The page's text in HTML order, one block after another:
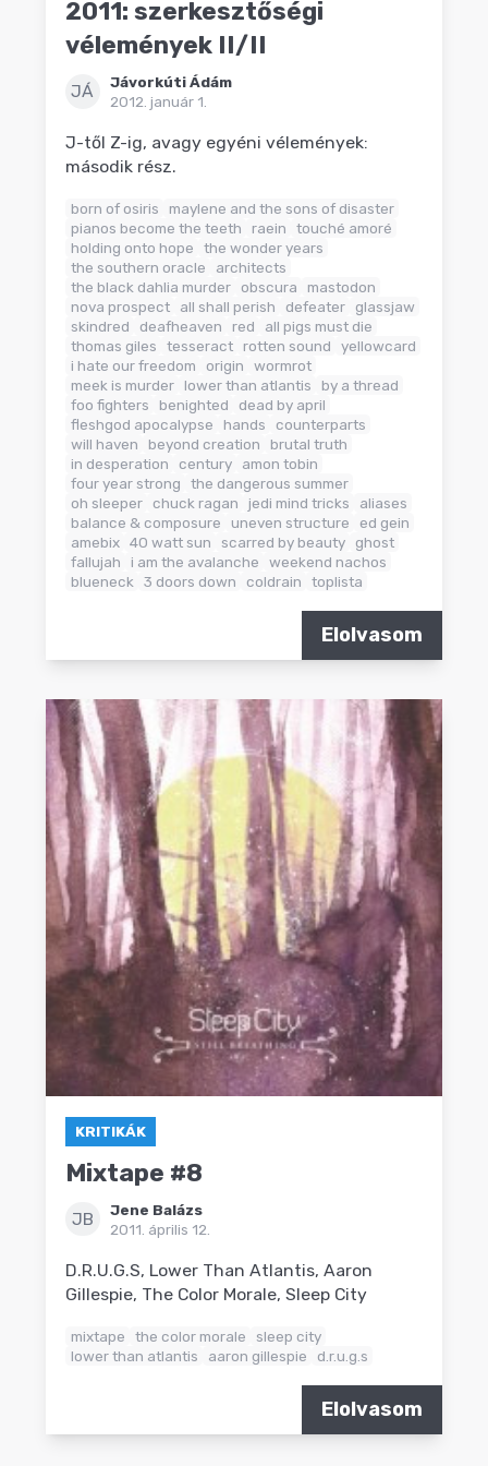
2011: szerkesztőségi
vélemények II/II
JÁ
Jávorkúti Ádám
2012. január 1.
J-től Z-ig, avagy egyéni vélemények:
második rész.
born of osiris
maylene and the sons of disaster
pianos become the teeth
raein
touché amoré
holding onto hope
the wonder years
the southern oracle
architects
the black dahlia murder obscura
mastodon
nova prospect
all shall perish defeater
glassjaw
skindred
deafheaven red
all pigs must die
thomas giles
tesseract rotten sound
yellowcard
i hate our freedom
origin
wormrot
meek is murder lower than atlantis
by a thread
foo fighters
benighted
dead by april
fleshgod apocalypse
hands
counterparts
will haven
beyond creation
brutal truth
in desperation
century
amon tobin
four year strong
the dangerous summer
oh sleeper chuck ragan jedi mind tricks
aliases
balance & composure
uneven structure
ed gein
amebix 40 watt sun scarred by beauty
ghost
fallujah
i am the avalanche
weekend nachos
blueneck
3 doors down coldrain toplista
Elolvasom
KRITIKÁK
Mixtape #8
JB
Jene Balázs
2011. április 12.
D.R.U.G.S, Lower Than Atlantis, Aaron
Gillespie, The Color Morale, Sleep City
mixtape the color morale
sleep city
lower than atlantis
aaron gillespie d.r.u.g.s
Elolvasom